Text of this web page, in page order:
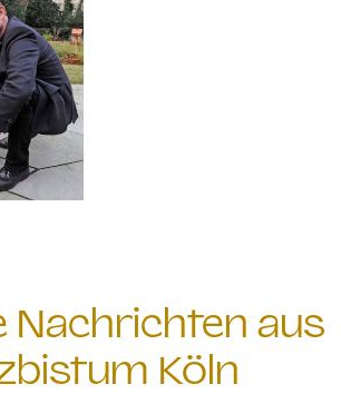
Nachrichten aus
Köln